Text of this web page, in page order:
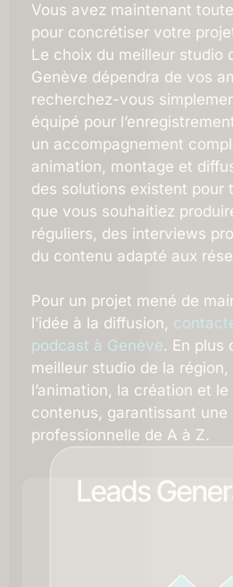
Vous avez maintenant
pour concrétiser votre
Le choix du meilleur studio
Genève dépendra de vos
recherchez-vous
équipé pour
un accompagnement
animation, montage et
des solutions existent pour
que vous souhaitiez
réguliers, des interviews
du contenu adapté aux
Pour un projet mené de
l’idée à la diffusion,
podcast à Genève. En plus
meilleur studio de la
l’animation, la création et
contenus, garantissant une
professionnelle de A à Z.